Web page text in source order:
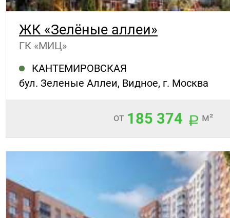
ЖК «Зелёные аллеи»
ГК «МИЦ»
КАНТЕМИРОВСКАЯ
бул. Зеленые Аллеи, Видное, г. Москва
от 185 374 м²